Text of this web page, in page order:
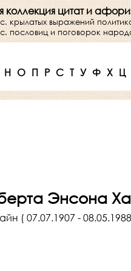
цитат и
крылатых выражений
пословиц и поговорок
Н О П Р С Т У Ф Х Ц
Энсона
( 07.07.1907 -